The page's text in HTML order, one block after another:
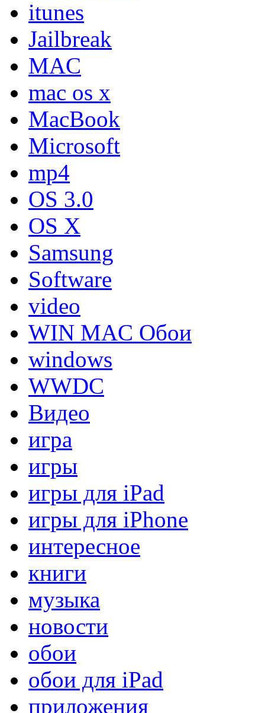
itunes
Jailbreak
MAC
mac os x
MacBook
Microsoft
mp4
OS 3.0
OS X
Samsung
Software
video
WIN MAC Обои
windows
WWDC
Видео
игра
игры
игры для iPad
игры для iPhone
интересное
книги
музыка
новости
обои
обои для iPad
приложения